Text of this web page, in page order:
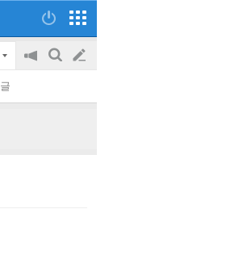
공
on/off
검
글
쓰